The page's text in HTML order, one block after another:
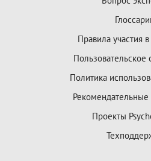
Правила участия
Пользовательское
Политика
Рекомендательные
Проекты